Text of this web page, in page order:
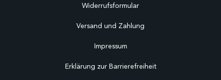
Widerrufsformular
Versand und Zahlung
Impressum
Erklärung zur Barrierefreiheit